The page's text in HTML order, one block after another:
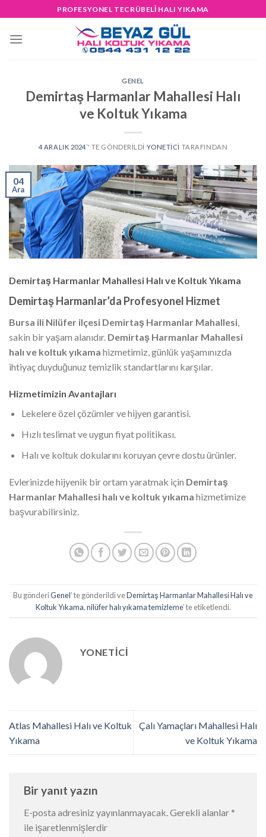
to
content
PROFESYONEL TECRÜBELİ HALI YIKAMA
GENEL
Demirtaş Harmanlar Mahallesi Halı
ve Koltuk Yıkama
4 ARALIK 2024’' TE GÖNDERILDI YONETICI TARAFINDAN
04
Ara
Demirtaş Harmanlar Mahallesi Halı ve Koltuk Yıkama
Demirtaş Harmanlar’da Profesyonel Hizmet
Bursa ili Nilüfer ilçesi Demirtaş Harmanlar Mahallesi
sakin bir yaşam alanıdır. Demirtaş Harmanlar Mahallesi
halı ve koltuk yıkama hizmetimiz, günlük yaşamınızda
ihtiyaç duyduğunuz temizlik standartlarını karşılar.
Hizmetimizin Avantajları
Lekelere özel çözümler ve hijyen garantisi.
Hızlı teslimat ve uygun fiyat politikası.
Halı ve koltuk dokularını koruyan çevre dostu ürünler.
Evlerinizde hijyenik bir ortam yaratmak için Demirtaş
Harmanlar Mahallesi halı ve koltuk yıkama hizmetimize
başvurabilirsiniz.
Bu gönderiGenel’ te gönderildi veDemirtaş Harmanlar Mahallesi Halı ve
Koltuk Yıkama,nilüfer halı yıkama temizleme’ te etiketlendi.
YONETICI
Atlas Mahallesi Halı ve Koltuk
Yıkama
Çalı Yamaçları Mahallesi Halı
ve Koltuk Yıkama
Bir yanıt yazın
E-posta adresiniz yayınlanmayacak.Gerekli alanlar *
ile işaretlenmişlerdir